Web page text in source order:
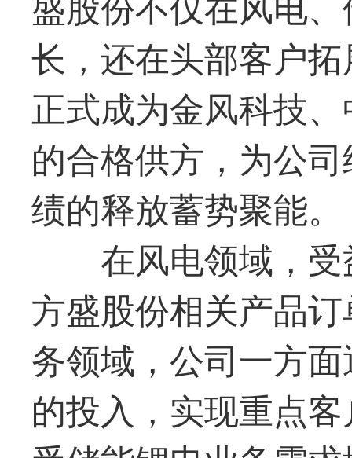
长，还在头部客户
正式成为金风科技
的合格供方，为公
绩的释放蓄势聚能。
在风电领域，
方盛股份相关产品
务领域，公司一方
的投入，实现重点